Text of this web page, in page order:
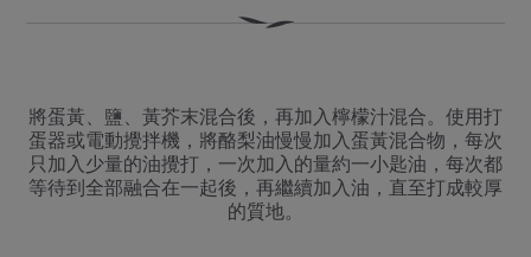
將蛋黃、鹽、黃芥末混合後，再加入檸檬汁混合。使用打
蛋器或電動攪拌機，將酪梨油慢慢加入蛋黃混合物，每次
只加入少量的油攪打，一次加入的量約一小匙油，每次都
等待到全部融合在一起後，再繼續加入油，直至打成較厚
的質地。